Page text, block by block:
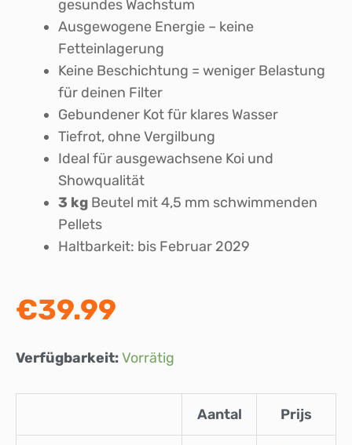
gesundes Wachstum
Ausgewogene Energie – keine
Fetteinlagerung
Keine Beschichtung = weniger Belastung
für deinen Filter
Gebundener Kot für klares Wasser
Tiefrot, ohne Vergilbung
Ideal für ausgewachsene Koi und
Showqualität
3 kg Beutel mit 4,5 mm schwimmenden
Pellets
Haltbarkeit: bis Februar 2029
€39.99
Verfügbarkeit:Vorrätig
Aantal Prijs
Marks